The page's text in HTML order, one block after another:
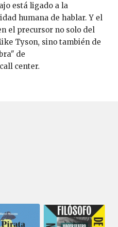
está ligado a la
humana de hablar. Y el
el precursor no solo del
Tyson, sino también de
de
center.